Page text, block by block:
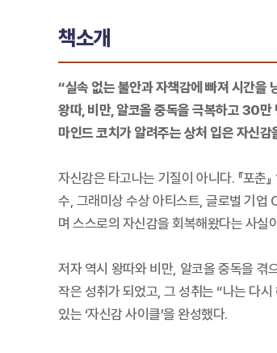
책소개
“실속 없는 불안과 자책감에 빠져 시간을
왕따, 비만, 알코올 중독을 극복하고 30만
마인드 코치가 알려주는 상처 입은 자신
자신감은 타고나는 기질이 아니다. 『포
수, 그래미상 수상 아티스트, 글로벌 기업
며 스스로의 자신감을 회복해왔다는 사실
저자 역시 왕따와 비만, 알코올 중독을 겪
작은 성취가 되었고, 그 성취는 “나는 다
있는 ‘자신감 사이클’을 완성했다.